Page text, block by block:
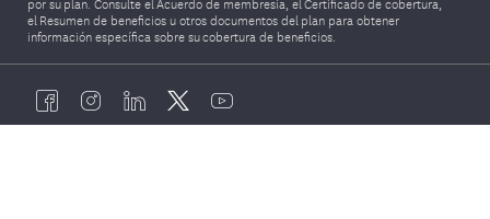
el Resumen de beneficios u otros documentos del plan para obtener
información específica sobre su cobertura de beneficios.